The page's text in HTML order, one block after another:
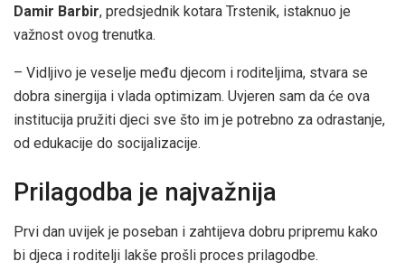
Damir Barbir, predsjednik kotara Trstenik, istaknuo je
važnost ovog trenutka.
– Vidljivo je veselje među djecom i roditeljima, stvara se
dobra sinergija i vlada optimizam. Uvjeren sam da će ova
institucija pružiti djeci sve što im je potrebno za odrastanje,
od edukacije do socijalizacije.
Prilagodba je najvažnija
Prvi dan uvijek je poseban i zahtijeva dobru pripremu kako
bi djeca i roditelji lakše prošli proces prilagodbe.